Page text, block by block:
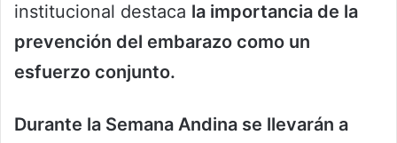
institucional destaca la importancia de la
prevención del embarazo como un
esfuerzo conjunto.
Durante la Semana Andina se llevarán a